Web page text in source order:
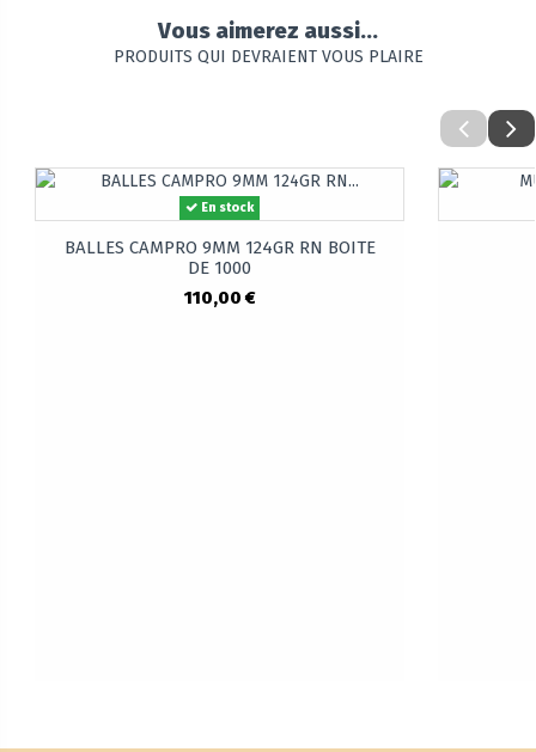
Vous aimerez aussi...
PRODUITS QUI DEVRAIENT VOUS PLAIRE
En stock
BALLES CAMPRO 9MM 124GR RN BOITE
DE 1000
110,00 €